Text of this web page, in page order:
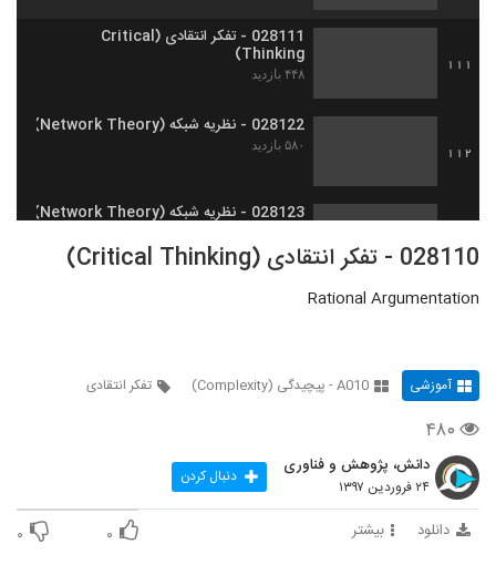
111
028111 - تفکر انتقادی (Critical
Thinking)
۴۴۸ بازدید
112
028122 - نظریه شبکه (Network Theory)
۵۸۰ بازدید
028123 - نظریه شبکه (Network Theory)
028125 - نظریه شبکه (Network Theory)
116
028126 - نظریه شبکه (Network Theory)
028110 - تفکر انتقادی (Critical Thinking)
Rational Argumentation
آموزشی A010 - پیچیدگی (Complexity) تفکر انتقادی
۴۸۰
دانش، پژوهش و فناوری
۲۴ فروردین ۱۳۹۷ دنبال کردن
دانلود بیشتر ۰ ۰